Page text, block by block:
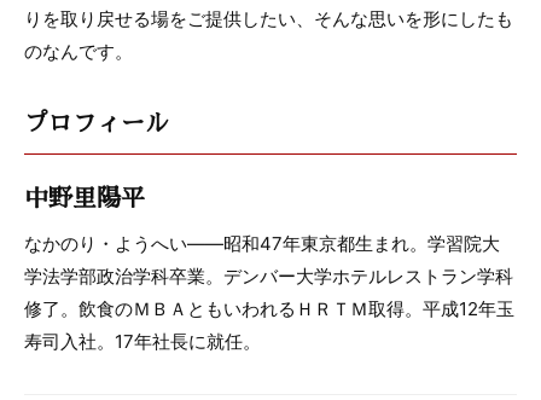
りを取り戻せる場をご提供したい、そんな思いを形にしたも
のなんです。
プロフィール
中野里陽平
なかのり・ようへい——昭和47年東京都生まれ。学習院大
学法学部政治学科卒業。デンバー大学ホテルレストラン学科
修了。飲食のＭＢＡともいわれるＨＲＴＭ取得。平成12年玉
寿司入社。17年社長に就任。